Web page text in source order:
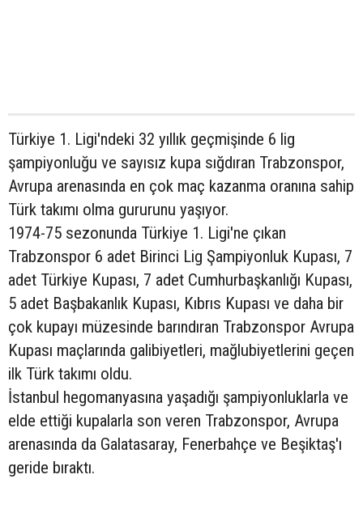
Türkiye 1. Ligi'ndeki 32 yıllık geçmişinde 6 lig
şampiyonluğu ve sayısız kupa sığdıran Trabzonspor,
Avrupa arenasında en çok maç kazanma oranına sahip
Türk takımı olma gururunu yaşıyor.
1974-75 sezonunda Türkiye 1. Ligi'ne çıkan
Trabzonspor 6 adet Birinci Lig Şampiyonluk Kupası, 7
adet Türkiye Kupası, 7 adet Cumhurbaşkanlığı Kupası,
5 adet Başbakanlık Kupası, Kıbrıs Kupası ve daha bir
çok kupayı müzesinde barındıran Trabzonspor Avrupa
Kupası maçlarında galibiyetleri, mağlubiyetlerini geçen
ilk Türk takımı oldu.
İstanbul hegomanyasına yaşadığı şampiyonluklarla ve
elde ettiği kupalarla son veren Trabzonspor, Avrupa
arenasında da Galatasaray, Fenerbahçe ve Beşiktaş'ı
geride bıraktı.